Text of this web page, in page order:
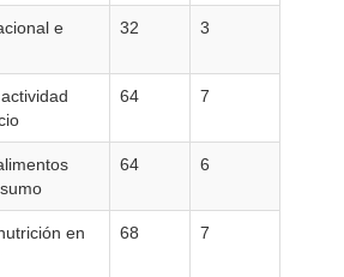
e
32 3
64 7
64 6
en
68 7